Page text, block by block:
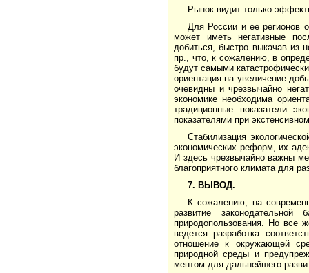
Рынок видит только
Для России и ее регионов
может иметь негативные
добиться, быстро выкачав из
пр., что, к сожалению, в
будут самыми
ориентация на увеличение
очевидны и чрезвычайно
экономике необходима
традиционные показатели
показателями при
Стабилизация
экономических реформ, их
И здесь чрезвычайно важны
благоприятного климата для
7. ВЫВОД.
К сожалению, на
развитие
природопользования. Но все
ведется разработка
отношение к окружаю­щей
природной среды и
ментом для дальнейшего